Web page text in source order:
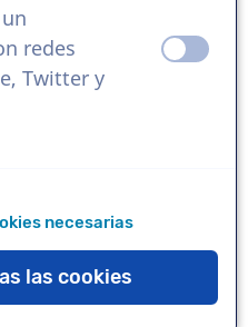
Cálida,
redes
Twitter y
necesarias
las cookies